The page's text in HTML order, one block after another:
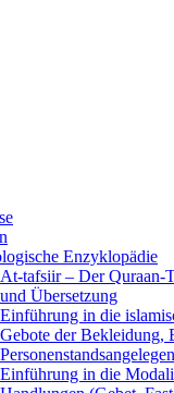
Enzyklopädie
At-tafsiir – Der Quraan-
und Übersetzung
Einführung in die
Gebote der Bekleidung,
Einführung in die